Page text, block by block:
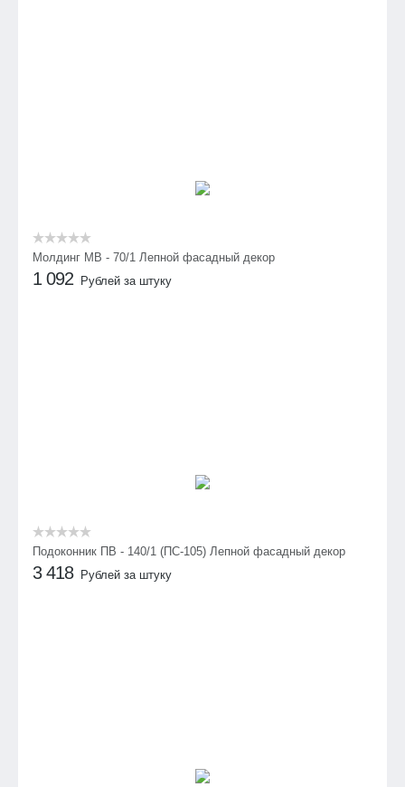
Молдинг МВ - 70/1 Лепной фасадный декор
1 092 Рублей за штуку
Подоконник ПВ - 140/1 (ПС-105) Лепной фасадный декор
3 418 Рублей за штуку